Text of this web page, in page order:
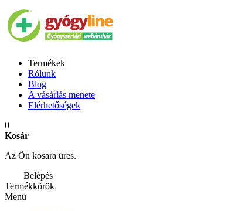
Termékek
Rólunk
Blog
A vásárlás menete
Elérhetőségek
0
Kosár
Az Ön kosara üres.
Belépés
Termékkörök
Menü